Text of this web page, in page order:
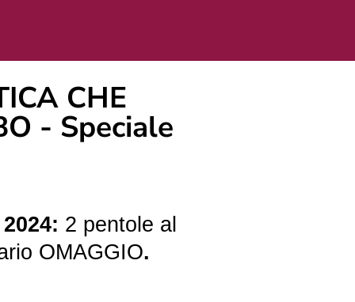
CHE
- Speciale
2 pentole al
OMAGGIO.